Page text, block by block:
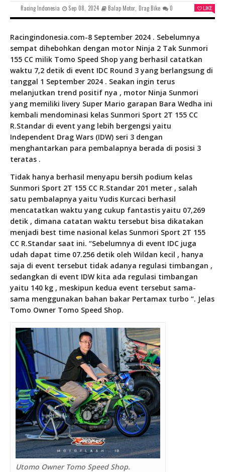
Racing Indonesia Sep 08, 2024 Balap Motor, Drag Bike 0 LIKE
Racingindonesia.com-8 September 2024 . Sebelumnya
sempat dihebohkan dengan motor Ninja 2 Tak Sunmori
155 CC milik Tomo Speed Shop yang berhasil catatkan
waktu 7,2 detik di event IDC Round 3 yang berlangsung di
tanggal 1 September 2024 . Seakan ingin terus
melanjutkan trend positif nya , motor Ninja Sunmori
yang memiliki livery Super Mario garapan Bara Wedha ini
kembali mendominasi kelas Sunmori Sport 2T 155 CC
R.Standar di event yang lebih bergengsi yaitu
Independent Drag Wars (IDW) seri 3 dengan
menghantarkan para pembalapnya berada di posisi 3
teratas .
Tidak hanya berhasil menyapu bersih podium kelas
Sunmori Sport 2T 155 CC R.Standar 201 meter , salah
satu pembalapnya yaitu Yudis Kurcaci berhasil
mencatatkan waktu yang cukup fantastis yaitu 07,269
detik , dimana catatan waktu tersebut bisa dikatakan
menjadi best time nasional kelas Sunmori Sport 2T 155
CC R.Standar saat ini. “Sebelumnya di event IDC juga
udah dapat time 07.256 detik oleh Wildan kecil , hanya
saja di event tersebut tidak adanya regulasi timbangan ,
sedangkan di event IDW kita ada regulasi timbangan
yaitu 140 kg , meskipun kedua event tersebut sama-
sama menggunakan bahan bakar Pertamax turbo “. Jelas
Tomo Owner Tomo Speed Shop.
Utomo Owner Tomo Speed Shop.